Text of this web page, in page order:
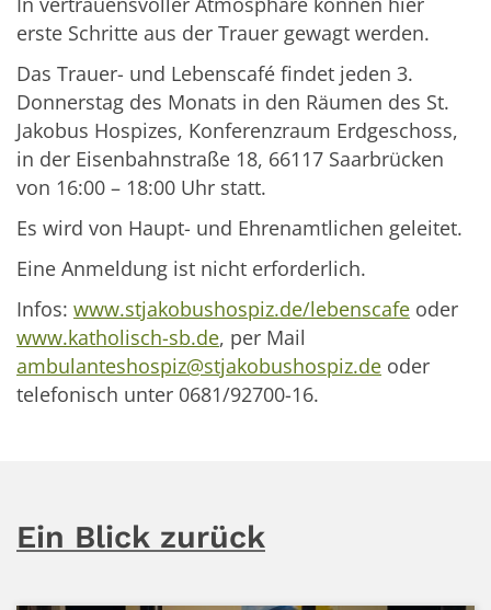
erste Schritte aus der Trauer gewagt werden.
Das Trauer- und Lebenscafé findet jeden 3.
Donnerstag des Monats in den Räumen des St.
Jakobus Hospizes, Konferenzraum Erdgeschoss,
in der Eisenbahnstraße 18, 66117 Saarbrücken
von 16:00 – 18:00 Uhr statt.
Es wird von Haupt- und Ehrenamtlichen geleitet.
Eine Anmeldung ist nicht erforderlich.
Infos: www.stjakobushospiz.de/lebenscafe oder
www.katholisch-sb.de, per Mail
ambulanteshospiz@stjakobushospiz.de oder
telefonisch unter 0681/92700-16.
Ein Blick zurück